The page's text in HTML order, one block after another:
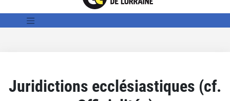
Juridictions ecclésiastiques (cf.